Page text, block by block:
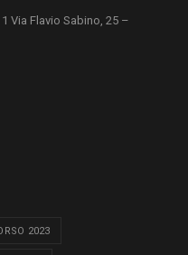
Via Flavio Sabino, 25 –
2023